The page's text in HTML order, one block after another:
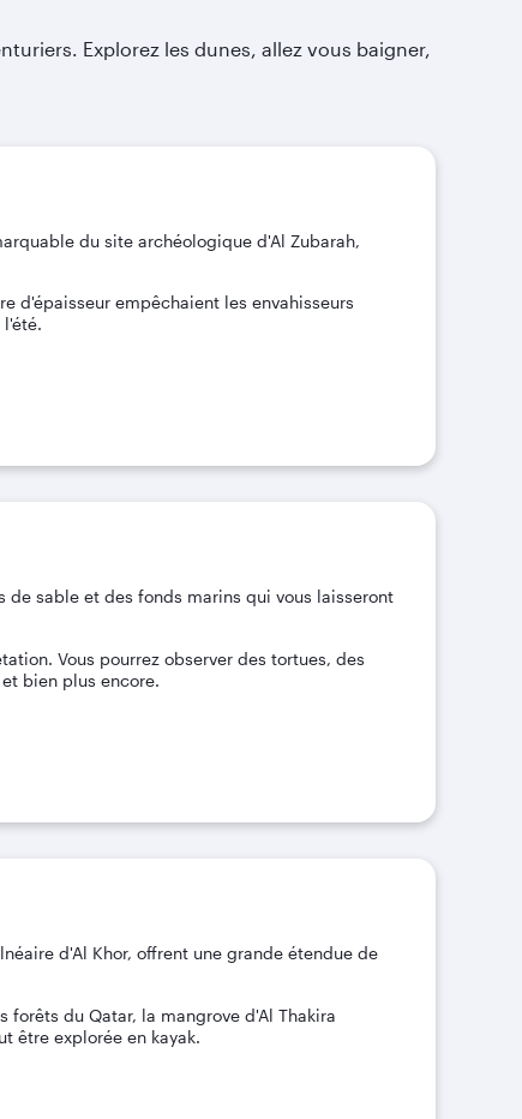
Explorez les dunes, allez vous baigner,
du site archéologique d'Al Zubarah,
d'épaisseur empêchaient les envahisseurs
de sable et des fonds marins qui vous laisseront
Vous pourrez observer des tortues, des
bien plus encore.
d'Al Khor, offrent une grande étendue de
forêts du Qatar, la mangrove d'Al Thakira
être explorée en kayak.